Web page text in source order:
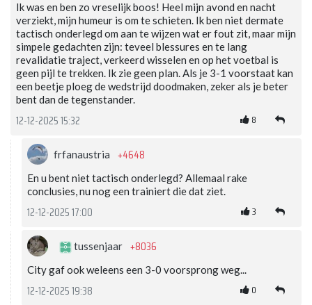
Ik was en ben zo vreselijk boos! Heel mijn avond en nacht
verziekt, mijn humeur is om te schieten. Ik ben niet dermate
tactisch onderlegd om aan te wijzen wat er fout zit, maar mijn
simpele gedachten zijn: teveel blessures en te lang
revalidatie traject, verkeerd wisselen en op het voetbal is
geen pijl te trekken. Ik zie geen plan. Als je 3-1 voorstaat kan
een beetje ploeg de wedstrijd doodmaken, zeker als je beter
bent dan de tegenstander.
12-12-2025 15:32 8
frfanaustria +4648
En u bent niet tactisch onderlegd? Allemaal rake
conclusies, nu nog een trainiert die dat ziet.
12-12-2025 17:00 3
tussenjaar +8036
City gaf ook weleens een 3-0 voorsprong weg...
12-12-2025 19:38 0